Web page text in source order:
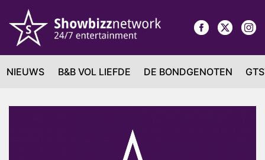
NIEUWS B&B VOL LIEFDE DE BONDGENOTEN